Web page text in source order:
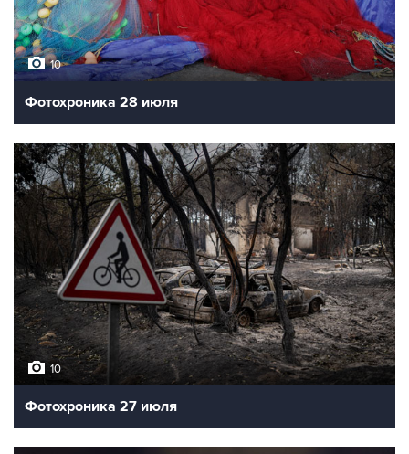
10
Фотохроника 28 июля
10
Фотохроника 27 июля